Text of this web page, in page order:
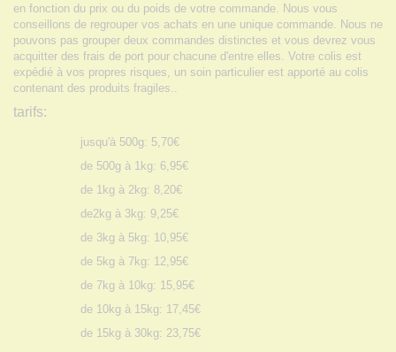
en fonction du prix ou du poids de votre commande. Nous vous
conseillons de regrouper vos achats en une unique commande. Nous ne
pouvons pas grouper deux commandes distinctes et vous devrez vous
acquitter des frais de port pour chacune d'entre elles. Votre colis est
expédié à vos propres risques, un soin particulier est apporté au colis
contenant des produits fragiles..
tarifs:
jusqu'à 500g: 5,70€
de 500g à 1kg: 6,95€
de 1kg à 2kg: 8,20€
de2kg à 3kg: 9,25€
de 3kg à 5kg: 10,95€
de 5kg à 7kg: 12,95€
de 7kg à 10kg: 15,95€
de 10kg à 15kg: 17,45€
de 15kg à 30kg: 23,75€